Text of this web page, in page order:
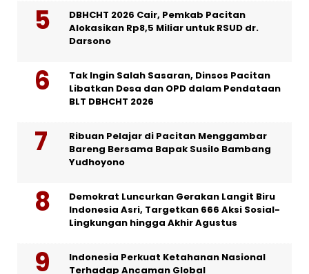
DBHCHT 2026 Cair, Pemkab Pacitan
Alokasikan Rp8,5 Miliar untuk RSUD dr.
Darsono
Tak Ingin Salah Sasaran, Dinsos Pacitan
Libatkan Desa dan OPD dalam Pendataan
BLT DBHCHT 2026
Ribuan Pelajar di Pacitan Menggambar
Bareng Bersama Bapak Susilo Bambang
Yudhoyono
Demokrat Luncurkan Gerakan Langit Biru
Indonesia Asri, Targetkan 666 Aksi Sosial-
Lingkungan hingga Akhir Agustus
Indonesia Perkuat Ketahanan Nasional
Terhadap Ancaman Global